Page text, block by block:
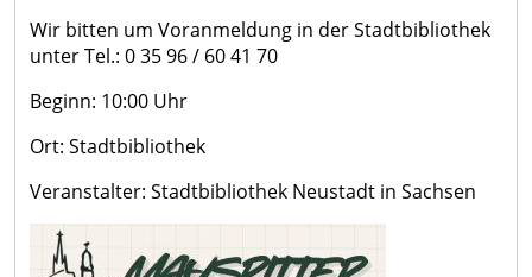
Wir bitten um Voranmeldung in der Stadtbibliothek
unter Tel.: 0 35 96 / 60 41 70
Beginn: 10:00 Uhr
Ort: Stadtbibliothek
Veranstalter: Stadtbibliothek Neustadt in Sachsen